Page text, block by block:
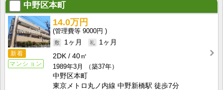
中野区本町
新着
マンション
14.0万円
9000円
1ヶ月
1ヶ月
2DK
40㎡
1989年3月
（築37年）
中野区本町
東京メトロ丸ノ内線 中野新橋駅 徒歩7分